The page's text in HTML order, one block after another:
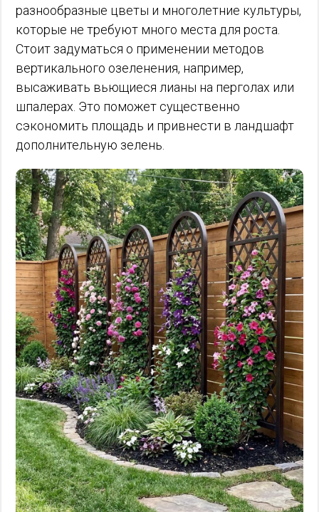
разнообразные цветы и многолетние культуры,
которые не требуют много места для роста.
Стоит задуматься о применении методов
вертикального озеленения, например,
высаживать вьющиеся лианы на перголах или
шпалерах. Это поможет существенно
сэкономить площадь и привнести в ландшафт
дополнительную зелень.